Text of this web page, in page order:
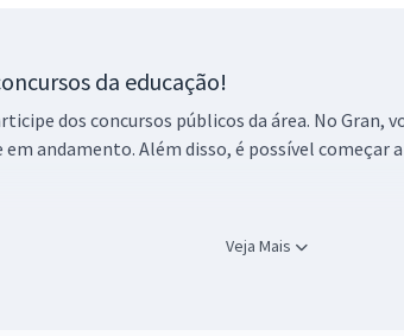
da educação!
dos concursos públicos da área. No Gran,
em andamento. Além disso, é possível começar
estão aqui, no Gran. Confira cursos
Veja Mais